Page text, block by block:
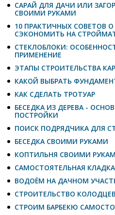
САРАЙ ДЛЯ ДАЧИ ИЛИ
СВОИМИ РУКАМИ
10 ПРАКТИЧНЫХ СОВЕТОВ
СЭКОНОМИТЬ НА
СТЕКЛОБЛОКИ:
ПРИМЕНЕНИЕ
ЭТАПЫ СТРОИТЕЛЬСТВА
КАКОЙ ВЫБРАТЬ
КАК СДЕЛАТЬ ТРОТУАР
БЕСЕДКА ИЗ ДЕРЕВА -
ПОСТРОЙКИ
ПОИСК ПОДРЯДЧИКА ДЛЯ
БЕСЕДКА СВОИМИ РУКАМИ
КОПТИЛЬНЯ СВОИМИ
САМОСТОЯТЕЛЬНАЯ
ВОДОЁМ НА ДАЧНОМ
СТРОИТЕЛЬСТВО КОЛОДЦЕВ
СТРОИМ БАРБЕКЮ